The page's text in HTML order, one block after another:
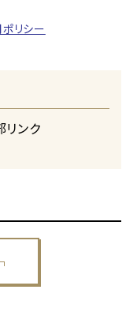
リシー
リンク